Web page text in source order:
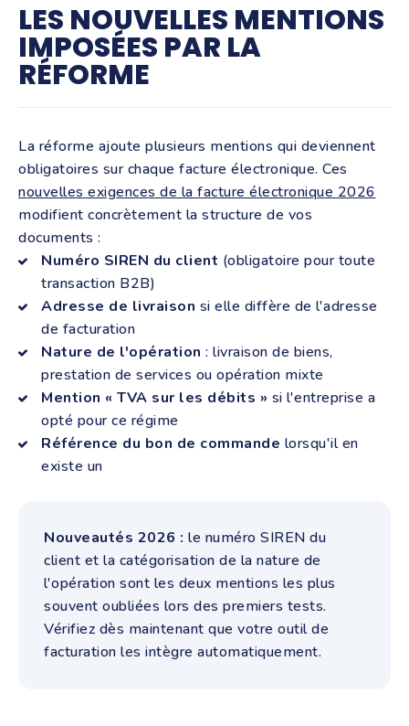
LES NOUVELLES MENTIONS
IMPOSÉES PAR LA
RÉFORME
La réforme ajoute plusieurs mentions qui deviennent
obligatoires sur chaque facture électronique. Ces
nouvelles exigences de la facture électronique 2026
modifient concrètement la structure de vos
documents :
Numéro SIREN du client (obligatoire pour toute
transaction B2B)
Adresse de livraison si elle diffère de l'adresse
de facturation
Nature de l'opération : livraison de biens,
prestation de services ou opération mixte
Mention « TVA sur les débits » si l'entreprise a
opté pour ce régime
Référence du bon de commande lorsqu'il en
existe un
Nouveautés 2026 : le numéro SIREN du
client et la catégorisation de la nature de
l'opération sont les deux mentions les plus
souvent oubliées lors des premiers tests.
Vérifiez dès maintenant que votre outil de
facturation les intègre automatiquement.